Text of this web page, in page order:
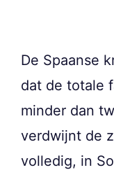
De Spaanse
dat de totale
minder dan
verdwijnt de
volledig, in